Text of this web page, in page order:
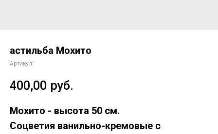
астильба Мохито
Артикул:
400,00 руб.
Мохито - высота 50 см.
Соцветия ванильно-кремовые с